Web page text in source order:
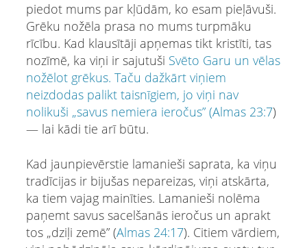
piedot mums par kļūdām, ko esam pieļāvuši.
Grēku nožēla prasa no mums turpmāku
rīcību. Kad klausītāji apņemas tikt kristīti, tas
nozīmē, ka viņi ir sajutuši Svēto Garu un vēlas
nožēlot grēkus. Taču dažkārt viņiem
neizdodas palikt taisnīgiem, jo viņi nav
nolikuši „savus nemiera ieročus” (Аlmas 23:7)
— lai kādi tie arī būtu.
Kad jaunpievērstie lamanieši saprata, ka viņu
tradīcijas ir bijušas nepareizas, viņi atskārta,
ka tiem vajag mainīties. Lamanieši nolēma
paņemt savus sacelšanās ieročus un aprakt
tos „dziļi zemē” (Аlmas 24:17). Citiem vārdiem,